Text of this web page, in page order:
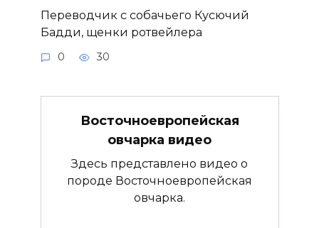
Переводчик с собачьего Кусючий
Бадди, щенки ротвейлера
0 30
Восточноевропейская
овчарка видео
Здесь представлено видео о
породе Восточноевропейская
овчарка.